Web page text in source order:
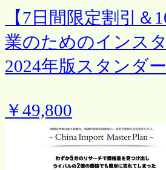
【7日間限定割引
業のためのインス
2024年版スタンダ
￥49,800